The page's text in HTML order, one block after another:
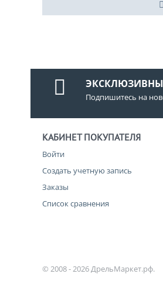
Подпишитесь на
КАБИНЕТ ПОКУПАТЕЛЯ
Войти
Создать учетную запись
Заказы
Список сравнения
© 2008 - 2026 ДрельМаркет.рф.